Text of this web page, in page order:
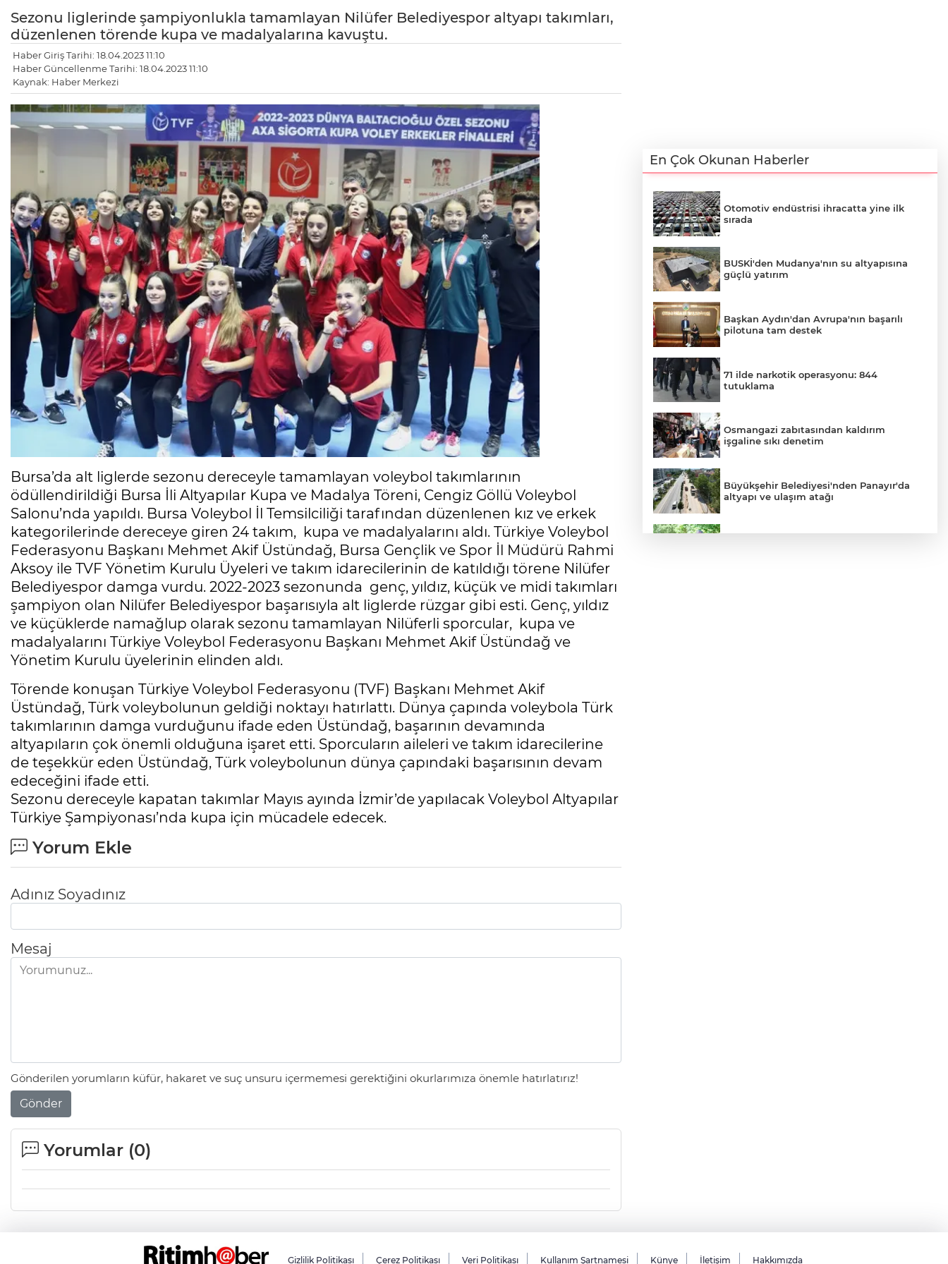
Sezonu liglerinde şampiyonlukla tamamlayan Nilüfer Belediyespor altyapı takımları,
düzenlenen törende kupa ve madalyalarına kavuştu.
Haber Giriş Tarihi: 18.04.2023 11:10
Haber Güncellenme Tarihi: 18.04.2023 11:10
Kaynak: Haber Merkezi
Bursa’da alt liglerde sezonu dereceyle tamamlayan voleybol takımlarının
ödüllendirildiği Bursa İli Altyapılar Kupa ve Madalya Töreni, Cengiz Göllü Voleybol
Salonu’nda yapıldı. Bursa Voleybol İl Temsilciliği tarafından düzenlenen kız ve erkek
kategorilerinde dereceye giren 24 takım, kupa ve madalyalarını aldı. Türkiye Voleybol
Federasyonu Başkanı Mehmet Akif Üstündağ, Bursa Gençlik ve Spor İl Müdürü Rahmi
Aksoy ile TVF Yönetim Kurulu Üyeleri ve takım idarecilerinin de katıldığı törene Nilüfer
Belediyespor damga vurdu. 2022-2023 sezonunda genç, yıldız, küçük ve midi takımları
şampiyon olan Nilüfer Belediyespor başarısıyla alt liglerde rüzgar gibi esti. Genç, yıldız
ve küçüklerde namağlup olarak sezonu tamamlayan Nilüferli sporcular, kupa ve
madalyalarını Türkiye Voleybol Federasyonu Başkanı Mehmet Akif Üstündağ ve
Yönetim Kurulu üyelerinin elinden aldı.
Törende konuşan Türkiye Voleybol Federasyonu (TVF) Başkanı Mehmet Akif
Üstündağ, Türk voleybolunun geldiği noktayı hatırlattı. Dünya çapında voleybola Türk
takımlarının damga vurduğunu ifade eden Üstündağ, başarının devamında
altyapıların çok önemli olduğuna işaret etti. Sporcuların aileleri ve takım idarecilerine
de teşekkür eden Üstündağ, Türk voleybolunun dünya çapındaki başarısının devam
edeceğini ifade etti.
Sezonu dereceyle kapatan takımlar Mayıs ayında İzmir’de yapılacak Voleybol Altyapılar
Türkiye Şampiyonası’nda kupa için mücadele edecek.
Yorum Ekle
Adınız Soyadınız
Mesaj
Gönderilen yorumların küfür, hakaret ve suç unsuru içermemesi gerektiğini okurlarımıza önemle hatırlatırız!
Gönder
Yorumlar (0)
En Çok Okunan Haberler
Otomotiv endüstrisi ihracatta yine ilk
sırada
BUSKİ'den Mudanya'nın su altyapısına
güçlü yatırım
Başkan Aydın'dan Avrupa'nın başarılı
pilotuna tam destek
71 ilde narkotik operasyonu: 844
tutuklama
Osmangazi zabıtasından kaldırım
işgaline sıkı denetim
Büyükşehir Belediyesi'nden Panayır'da
altyapı ve ulaşım atağı
Gizlilik Politikası Çerez Politikası Veri Politikası Kullanım Şartnamesi Künye İletişim Hakkımızda